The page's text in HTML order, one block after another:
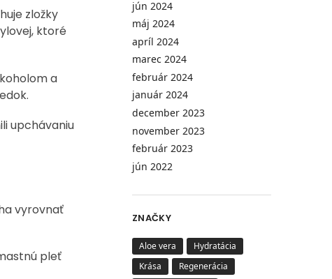
zložky
ktoré
a
upchávaniu
vyrovnať
pleť
jún 2024
máj 2024
apríl 2024
marec 2024
február 2024
január 2024
december 2023
november 2023
február 2023
jún 2022
ZNAČKY
Aloe vera
Hydratácia
Krása
Regenerácia